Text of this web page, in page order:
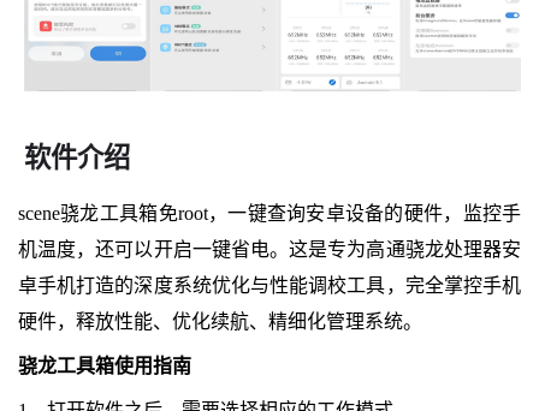
软件介绍
scene骁龙工具箱免root，一键查询安卓设备的硬件，监控手
机温度，还可以开启一键省电。这是专为高通骁龙处理器安
卓手机打造的深度系统优化与性能调校工具，完全掌控手机
硬件，释放性能、优化续航、精细化管理系统。
骁龙工具箱使用指南